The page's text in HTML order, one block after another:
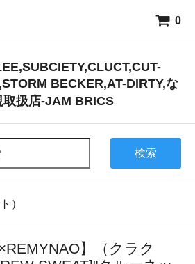
0
BECKER,AT-DIRTY,な
取扱店-JAM BRICS
検索
）
】（クラク